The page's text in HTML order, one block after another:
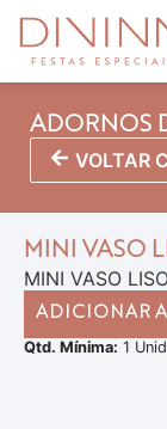
ADORNOS
VOLTAR
MINI VASO
MINI VASO
ADICIONAR
Qtd. Mínima: 1